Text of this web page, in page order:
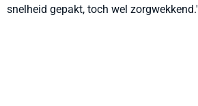
snelheid gepakt, toch wel zorgwekkend.'